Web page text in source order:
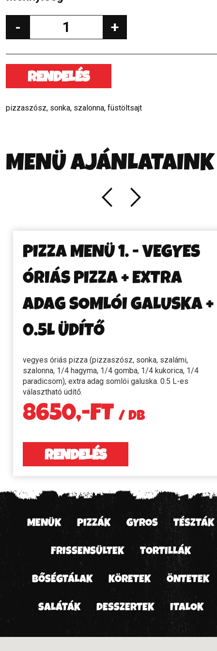
- +
RENDELÉS
pizzaszósz, sonka, szalonna, füstöltsajt
MENÜ AJÁNLATAINK
PIZZA MENÜ 1. - VEGYES
ÓRIÁS PIZZA + EXTRA
ADAG SOMLÓI GALUSKA +
0.5L ÜDÍTŐ
vegyes óriás pizza (pizzaszósz, sonka, szalámi,
szalonna, 1/4 hagyma, 1/4 gomba, 1/4 kukorica, 1/4
paradicsom), extra adag somlói galuska. 0.5 L-es
választható üdítő.
8650,-FT / DB
RENDELÉS
MENÜK PIZZÁK GYROS TÉSZTÁK
FRISSENSÜLTEK TORTILLÁK
BŐSÉGTÁLAK KÖRETEK ÖNTETEK
SALÁTÁK DESSZERTEK ITALOK